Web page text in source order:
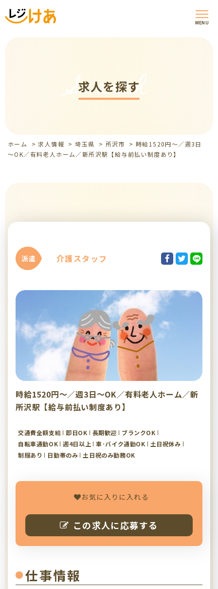
MENU
求人を探す
Search
ホーム >求人情報 >埼玉県 > 所沢市 >時給1520円～／週3日
～OK／有料老人ホーム／新所沢駅【給与前払い制度あり】
派遣 介護スタッフ
時給1520円～／週3日～OK／有料老人ホーム／新
所沢駅【給与前払い制度あり】
交通費全額支給 即日OK 長期歓迎
ブランクOK
自転車通勤OK
週4日以上 車･バイク通勤OK
土日祝休み
制服あり
日勤帯のみ 土日祝のみ勤務OK
お気に入りに入れる
この求人に応募する
仕事情報